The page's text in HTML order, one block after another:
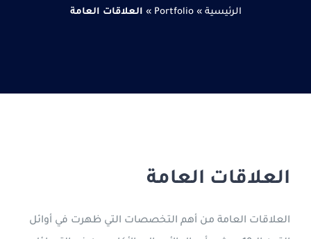
الرئيسية »
Portfolio
» العلاقات العامة
العلاقات العامة
العلاقات العامة من أهم التخصصات التي ظهرت في أوائل